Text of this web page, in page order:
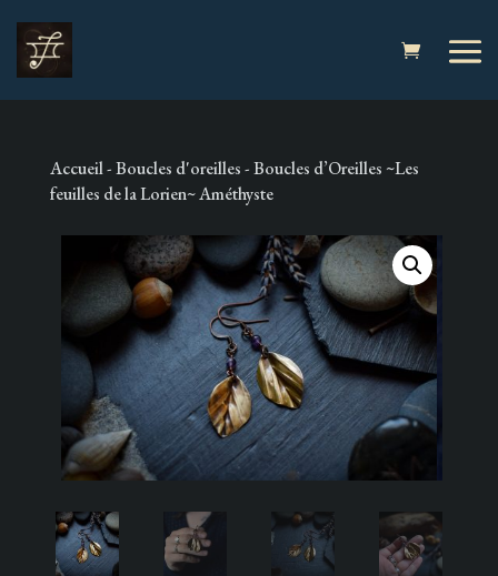
Accueil-Boucles d'oreilles- Boucles d’Oreilles ~Les
feuilles de la Lorien~ Améthyste